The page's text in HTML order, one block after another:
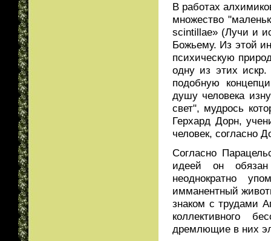
В работах
множество
scintillae» (Лучи и
Божьему. Из этой
психическую
одну из этих
подобную
душу человека
свет", мудрось
Герхард Дорн,
человек, согласно
Согласно
идеей он обязан
неоднократно
имманентный
знаком с трудами
коллективного
дремлющие в них